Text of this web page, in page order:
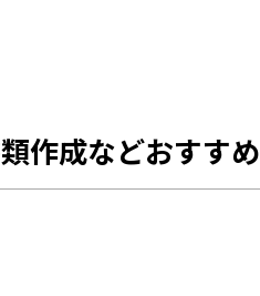
作成などおすすめ